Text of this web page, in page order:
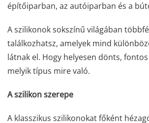
építőiparban, az autóiparban és a
A szilikonok sokszínű világában
találkozhatsz, amelyek mind
látnak el. Hogy helyesen dönts,
melyik típus mire való.
A szilikon szerepe
A klasszikus szilikonokat főként